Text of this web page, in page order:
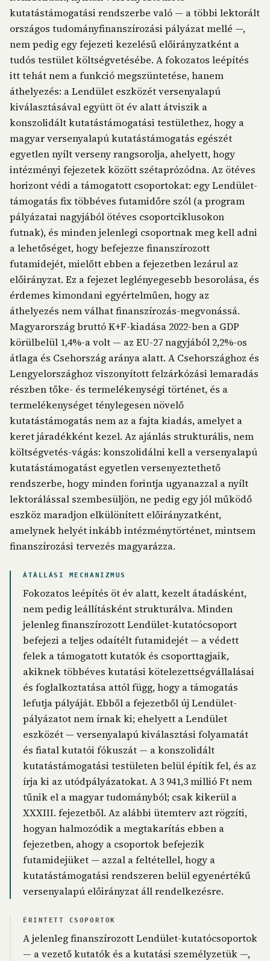
kutatástámogatási rendszerbe való — a többi lektorált
országos tudományfinanszírozási pályázat mellé —,
nem pedig egy fejezeti kezelésű előirányzatként a
tudós testület költségvetésébe. A fokozatos leépítés
itt tehát nem a funkció megszüntetése, hanem
áthelyezés: a Lendület eszközét versenyalapú
kiválasztásával együtt öt év alatt átviszik a
konszolidált kutatástámogatási testülethez, hogy a
magyar versenyalapú kutatástámogatás egészét
egyetlen nyílt verseny rangsorolja, ahelyett, hogy
intézményi fejezetek között szétaprózódna. Az ötéves
horizont védi a támogatott csoportokat: egy Lendület-
támogatás fix többéves futamidőre szól (a program
pályázatai nagyjából ötéves csoportciklusokon
futnak), és minden jelenlegi csoportnak meg kell adni
a lehetőséget, hogy befejezze finanszírozott
futamidejét, mielőtt ebben a fejezetben lezárul az
előirányzat. Ez a fejezet leglényegesebb besorolása, és
érdemes kimondani egyértelműen, hogy az
áthelyezés nem válhat finanszírozás-megvonássá.
Magyarország bruttó K+F-kiadása 2022-ben a GDP
körülbelül 1,4%-a volt — az EU-27 nagyjából 2,2%-os
átlaga és Csehország aránya alatt. A Csehországhoz és
Lengyelországhoz viszonyított felzárkózási lemaradás
részben tőke- és termelékenységi történet, és a
termelékenységet ténylegesen növelő
kutatástámogatás nem az a fajta kiadás, amelyet a
keret járadékként kezel. Az ajánlás strukturális, nem
költségvetés-vágás: konszolidálni kell a versenyalapú
kutatástámogatást egyetlen versenyeztethető
rendszerbe, hogy minden forintja ugyanazzal a nyílt
lektorálással szembesüljön, ne pedig egy jól működő
eszköz maradjon elkülönített előirányzatként,
amelynek helyét inkább intézménytörténet, mintsem
finanszírozási tervezés magyarázza.
ÁTÁLLÁSI MECHANIZMUS
Fokozatos leépítés öt év alatt, kezelt átadásként,
nem pedig leállításként strukturálva. Minden
jelenleg finanszírozott Lendület-kutatócsoport
befejezi a teljes odaítélt futamidejét — a védett
felek a támogatott kutatók és csoporttagjaik,
akiknek többéves kutatási kötelezettségvállalásai
és foglalkoztatása attól függ, hogy a támogatás
lefutja pályáját. Ebből a fejezetből új Lendület-
pályázatot nem írnak ki; ehelyett a Lendület
eszközét — versenyalapú kiválasztási folyamatát
és fiatal kutatói fókuszát — a konszolidált
kutatástámogatási testületen belül építik fel, és az
írja ki az utódpályázatokat. A 3 941,3 millió Ft nem
tűnik el a magyar tudományból; csak kikerül a
XXXIII. fejezetből. Az alábbi ütemterv azt rögzíti,
hogyan halmozódik a megtakarítás ebben a
fejezetben, ahogy a csoportok befejezik
futamidejüket — azzal a feltétellel, hogy a
kutatástámogatási rendszeren belül egyenértékű
versenyalapú előirányzat áll rendelkezésre.
ÉRINTETT CSOPORTOK
A jelenleg finanszírozott Lendület-kutatócsoportok
— a vezető kutatók és a kutatási személyzetük —,